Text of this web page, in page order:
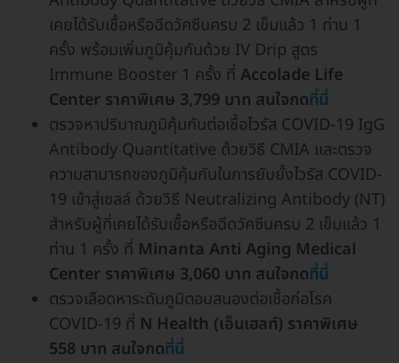
เคยได้รับเชื้อหรือฉีดวัคซีนครบ 2 เข็มแล้ว 1 ท่าน 1
ครั้ง พร้อมเพิ่มภูมิคุ้มกันด้วย IV Drip สูตร
Immune Booster 1 ครั้ง ที่ Accolade Life
Center ราคาพิเศษ 3,799 บาท สนใจกดที่นี่
ตรวจหาปริมาณภูมิคุ้มกันต่อเชื้อไวรัส COVID-19 IgG
Antibody Quantitative ด้วยวิธี CMIA และตรวจ
ความสามารถของภูมิคุ้มกันในการยับยั้งไวรัส COVID-
19 เข้าสู่เซลล์ ด้วยวิธี Neutralizing Antibody (NT)
สำหรับผู้ที่เคยได้รับเชื้อหรือฉีดวัคซีนครบ 2 เข็มแล้ว 1
ท่าน 1 ครั้ง ที่ Minanta Anti Aging Medical
Center ราคาพิเศษ 3,060 บาท สนใจกดที่นี่
ตรวจเลือดหาระดับภูมิตอบสนองต่อเชื้อก่อโรค
COVID-19 ที่ N Health (เอ็นเฮลท์) ราคาพิเศษ
558 บาท สนใจกดที่นี่